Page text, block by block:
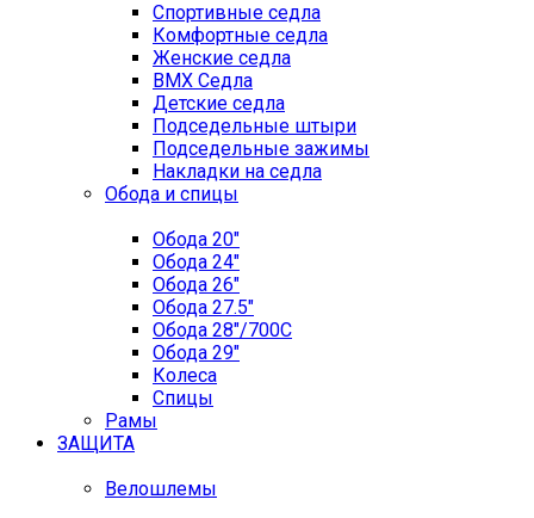
Спортивные седла
Комфортные седла
Женские седла
BMX Седла
Детские седла
Подседельные штыри
Подседельные зажимы
Накладки на седла
Обода и спицы
Обода 20"
Обода 24"
Обода 26"
Обода 27.5"
Обода 28"/700C
Обода 29"
Колеса
Спицы
Рамы
ЗАЩИТА
Велошлемы